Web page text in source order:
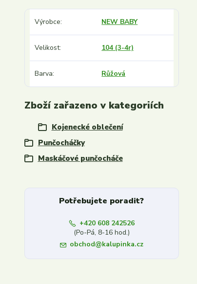
Výrobce NEW BABY
Velikost 104 (3-4r)
Barva Růžová
Zboží zařazeno v kategoriích
Kojenecké oblečení
Punčocháčky
Maskáčové punčocháče
Potřebujete poradit?
+420 608 242526
(Po-Pá, 8-16 hod.)
obchod@kalupinka.cz